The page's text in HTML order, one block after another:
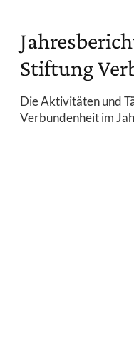
Stiftung
Die Aktivitäten und
Verbundenheit im